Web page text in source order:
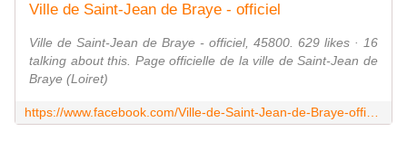
Ville de Saint-Jean de Braye - officiel
Ville de Saint-Jean de Braye - officiel, 45800. 629 likes · 16
talking about this. Page officielle de la ville de Saint-Jean de
Braye (Loiret)